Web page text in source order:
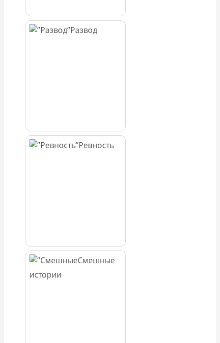
Развод
Ревность
Смешные
истории